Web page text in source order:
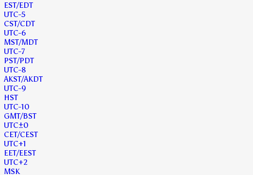
EST/EDT
UTC-5
CST/CDT
UTC-6
MST/MDT
UTC-7
PST/PDT
UTC-8
AKST/AKDT
UTC-9
HST
UTC-10
GMT/BST
UTC±0
CET/CEST
UTC+1
EET/EEST
UTC+2
MSK